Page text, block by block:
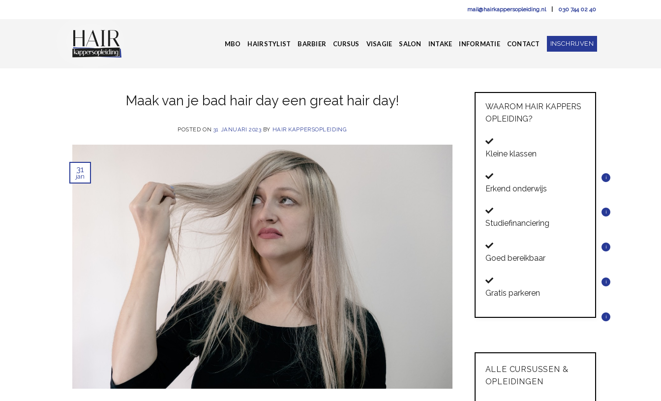
mail@hairkappersopleiding.nl 030 744 02 40
MBO HAIRSTYLIST BARBIER CURSUS VISAGIE SALON INTAKE INFORMATIE CONTACT INSCHRIJVEN
Maak van je bad hair day een great hair day!
POSTED ON 31 JANUARI 2023 BY HAIR KAPPERSOPLEIDING
31
jan
WAAROM HAIR KAPPERS
OPLEIDING?
Kleine klassen
i
Erkend onderwijs
i
Studiefinanciering
i
Goed bereikbaar
i
Gratis parkeren
i
ALLE CURSUSSEN &
OPLEIDINGEN